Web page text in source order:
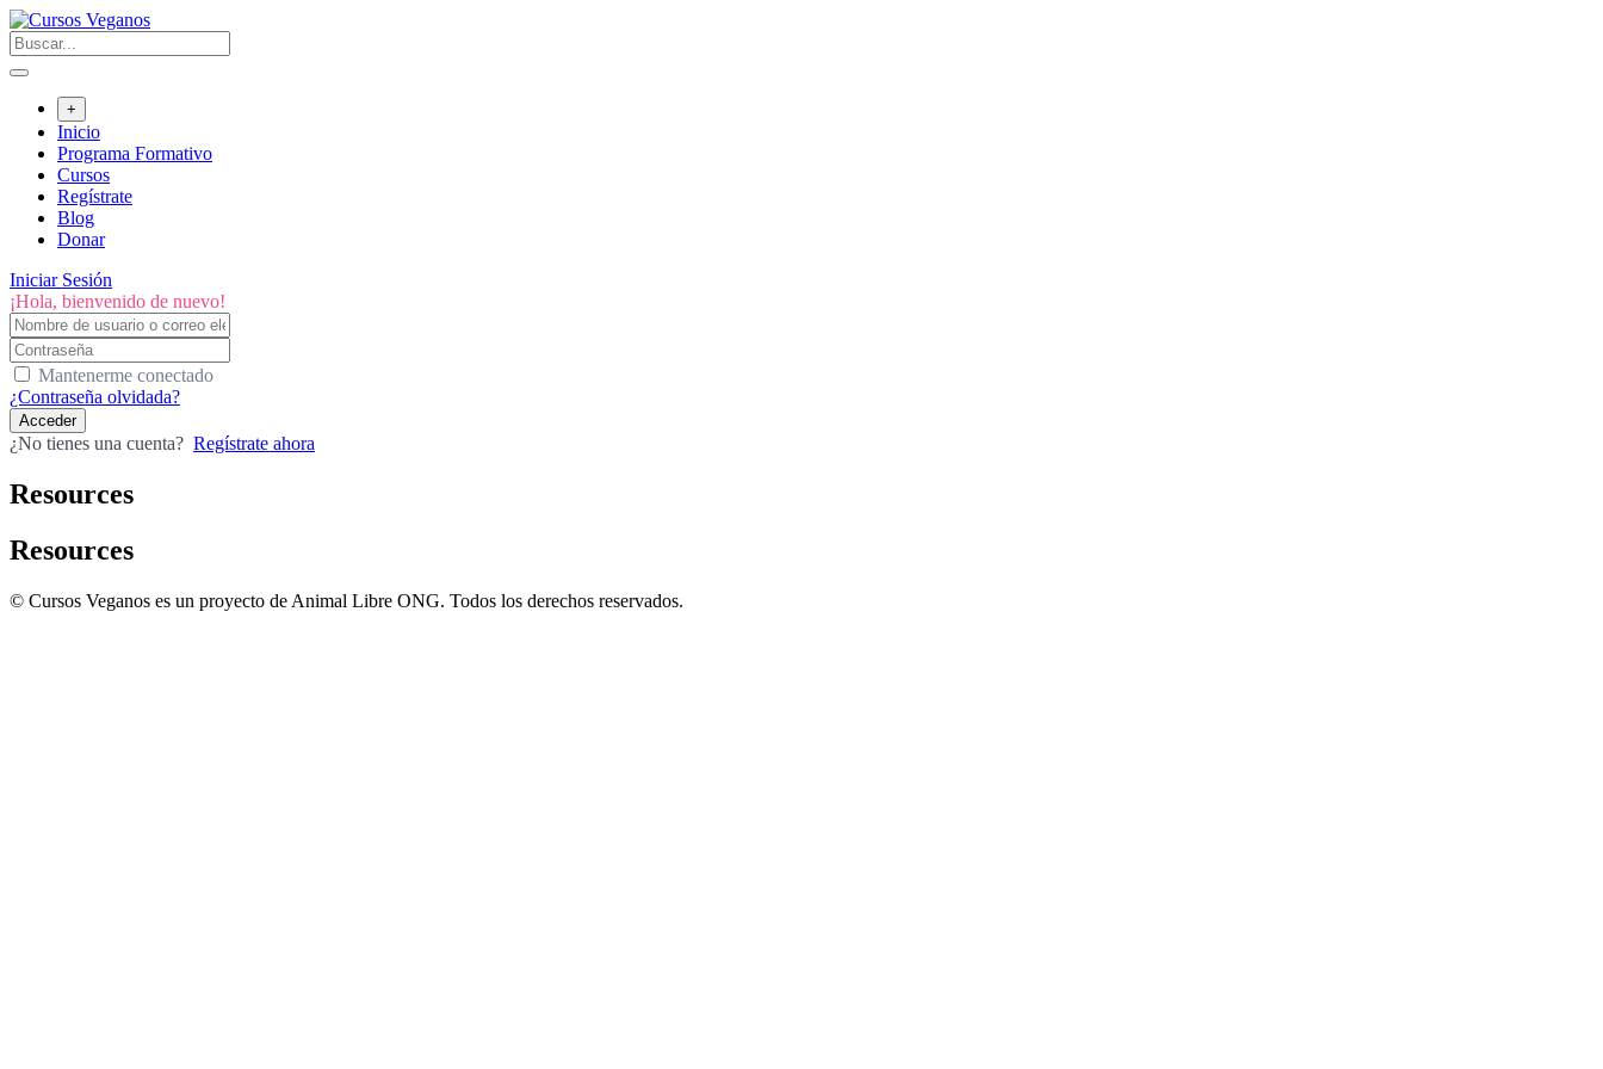
Saltar
al
contenido
+
Inicio
Programa Formativo
Cursos
Regístrate
Blog
Donar
Iniciar Sesión
¡Hola, bienvenido de nuevo!
Mantenerme conectado
¿Contraseña olvidada?
Acceder
¿No tienes una cuenta? Regístrate ahora
Resources
Resources
© Cursos Veganos es un proyecto de Animal Libre ONG. Todos los derechos reservados.